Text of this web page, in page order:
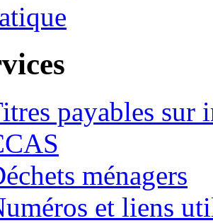
payables sur
ménagers
et liens